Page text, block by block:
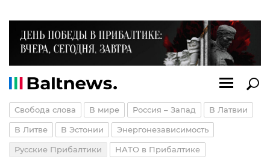
Свобода слова В мире Россия – Запад В Латвии
В Литве В Эстонии Энергонезависимость
Русские Прибалтики НАТО в Прибалтике